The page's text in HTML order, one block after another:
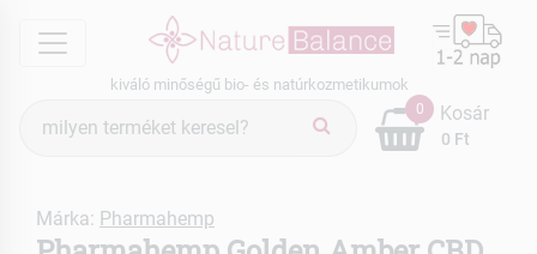
menu
kiváló minőségű bio- és natúrkozmetikumok
keresés
0
0 Ft
Kosár
Márka: Pharmahemp